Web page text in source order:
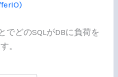
でどのSQLがDBに負荷を
。